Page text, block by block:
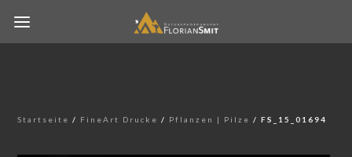
Startseite / FineArt Drucke / Pflanzen | Pilze / FS_15_01694